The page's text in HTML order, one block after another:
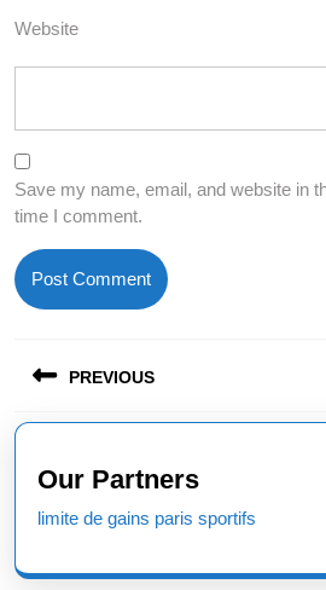
Website
Save my name, email, and website in
time I comment.
navigation
PREVIOUS
Previous
post:
Our Partners
limite de gains paris sportifs